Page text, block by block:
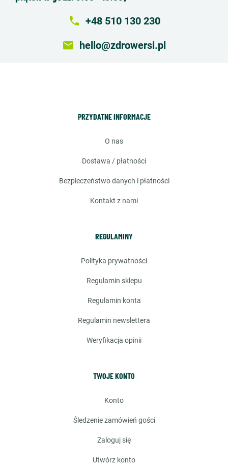
local_phone +48 510 130 230
email hello@zdrowersi.pl
PRZYDATNE INFORMACJE
o nas
dostawa / płatności
bezpieczeństwo danych i płatności
kontakt z nami
REGULAMINY
polityka prywatności
regulamin sklepu
regulamin konta
regulamin newslettera
weryfikacja opinii
TWOJE KONTO
konto
śledzenie zamówień gości
zaloguj się
utwórz konto